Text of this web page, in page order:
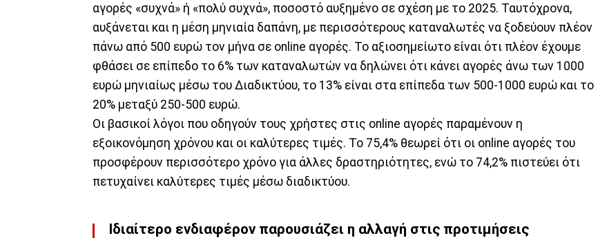
αγορές «συχνά» ή «πολύ συχνά», ποσοστό αυξημένο σε σχέση με το 2025. Ταυτόχρονα,
αυξάνεται και η μέση μηνιαία δαπάνη, με περισσότερους καταναλωτές να ξοδεύουν πλέον
πάνω από 500 ευρώ τον μήνα σε online αγορές. Το αξιοσημείωτο είναι ότι πλέον έχουμε
φθάσει σε επίπεδο το 6% των καταναλωτών να δηλώνει ότι κάνει αγορές άνω των 1000
ευρώ μηνιαίως μέσω του Διαδικτύου, το 13% είναι στα επίπεδα των 500-1000 ευρώ και το
20% μεταξύ 250-500 ευρώ.
Οι βασικοί λόγοι που οδηγούν τους χρήστες στις online αγορές παραμένουν η
εξοικονόμηση χρόνου και οι καλύτερες τιμές. Το 75,4% θεωρεί ότι οι online αγορές του
προσφέρουν περισσότερο χρόνο για άλλες δραστηριότητες, ενώ το 74,2% πιστεύει ότι
πετυχαίνει καλύτερες τιμές μέσω διαδικτύου.
Ιδιαίτερο ενδιαφέρον παρουσιάζει η αλλαγή στις προτιμήσεις